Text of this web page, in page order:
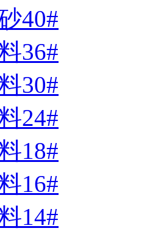
40#
36#
30#
24#
18#
16#
14#